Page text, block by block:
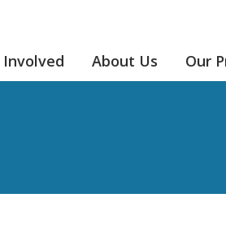
Our
About Us